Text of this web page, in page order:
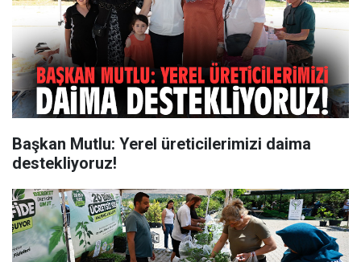
Başkan Mutlu: Yerel üreticilerimizi daima
destekliyoruz!